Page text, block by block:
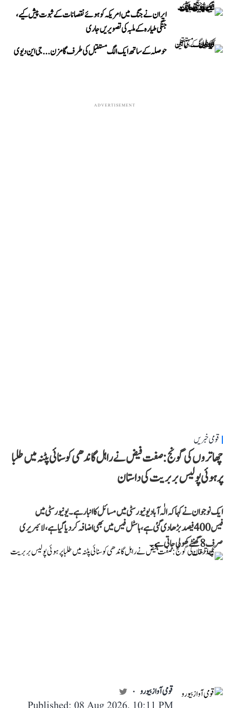
ایران نے جنگ میں امریکہ کو ہوئے نقصانات کے ثبوت پیش کیے،
جنگی طیارہ کے ملبہ کی تصویریں جاری
حوصلہ کے ساتھ ایک الگ مستقبل کی طرف گامزن... جی این دیوی
ADVERTISEMENT
قومی خبریں
چھاتروں کی گونج: صفت فیض نے راہل گاندھی کو سنائی پٹنہ میں طلبا
پر ہوئی پولیس بربریت کی داستان
ایک نوجوان نے کہا کہ الٰہ آباد یونیورسٹی میں مسائل کا انبار ہے۔ یونیورسٹی میں
فیس 400 فیصد بڑھا دی گئی ہے، ہاسٹل فیس میں بھی اضافہ کر دیا گیا ہے، لائبریری
صرف 8 گھنٹے کھولی جاتی ہے۔
قومی آواز بیورو